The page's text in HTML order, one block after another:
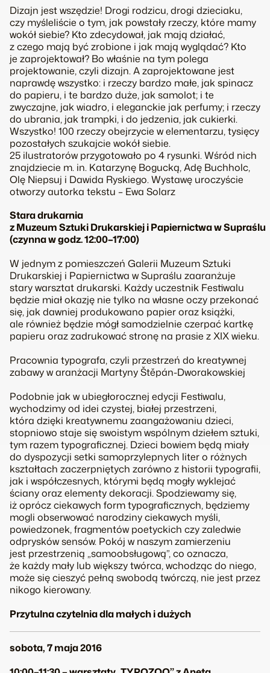
Dizajn jest wszędzie! Drogi rodzicu, drogi dzieciaku,
czy myśleliście o tym, jak powstały rzeczy, które mamy
wokół siebie? Kto zdecydował, jak mają działać,
z czego mają być zrobione i jak mają wyglądać? Kto
je zaprojektował? Bo właśnie na tym polega
projektowanie, czyli dizajn. A zaprojektowane jest
naprawdę wszystko: i rzeczy bardzo małe, jak spinacz
do papieru, i te bardzo duże, jak samolot; i te
zwyczajne, jak wiadro, i eleganckie jak perfumy; i rzeczy
do ubrania, jak trampki, i do jedzenia, jak cukierki.
Wszystko! 100 rzeczy obejrzycie w elementarzu, tysięcy
pozostałych szukajcie wokół siebie.
25 ilustratorów przygotowało po 4 rysunki. Wśród nich
znajdziecie m. in. Katarzynę Bogucką, Adę Buchholc,
Olę Niepsuj i Dawida Ryskiego. Wystawę uroczyście
otworzy autorka tekstu – Ewa Solarz
Stara drukarnia
z Muzeum Sztuki Drukarskiej i Papiernictwa w Supraślu
(czynna w godz. 12:00–17:00)
W jednym z pomieszczeń Galerii Muzeum Sztuki
Drukarskiej i Papiernictwa w Supraślu zaaranżuje
stary warsztat drukarski. Każdy uczestnik Festiwalu
będzie miał okazję nie tylko na własne oczy przekonać
się, jak dawniej produkowano papier oraz książki,
ale również będzie mógł samodzielnie czerpać kartkę
papieru oraz zadrukować stronę na prasie z XIX wieku.
Pracownia typografa, czyli przestrzeń do kreatywnej
zabawy w aranżacji Martyny Štěpán-Dworakowskiej
Podobnie jak w ubiegłorocznej edycji Festiwalu,
wychodzimy od idei czystej, białej przestrzeni,
która dzięki kreatywnemu zaangażowaniu dzieci,
stopniowo staje się swoistym wspólnym dziełem sztuki,
tym razem typograficznej. Dzieci bowiem będą miały
do dyspozycji setki samoprzylepnych liter o różnych
kształtach zaczerpniętych zarówno z historii typografii,
jak i współczesnych, którymi będą mogły wyklejać
ściany oraz elementy dekoracji. Spodziewamy się,
iż oprócz ciekawych form typograficznych, będziemy
mogli obserwować narodziny ciekawych myśli,
powiedzonek, fragmentów poetyckich czy zaledwie
odprysków sensów. Pokój w naszym zamierzeniu
jest przestrzenią „samoobsługową”, co oznacza,
że każdy mały lub większy twórca, wchodząc do niego,
może się cieszyć pełną swobodą twórczą, nie jest przez
nikogo kierowany.
Przytulna czytelnia dla małych i dużych
sobota, 7 maja 2016